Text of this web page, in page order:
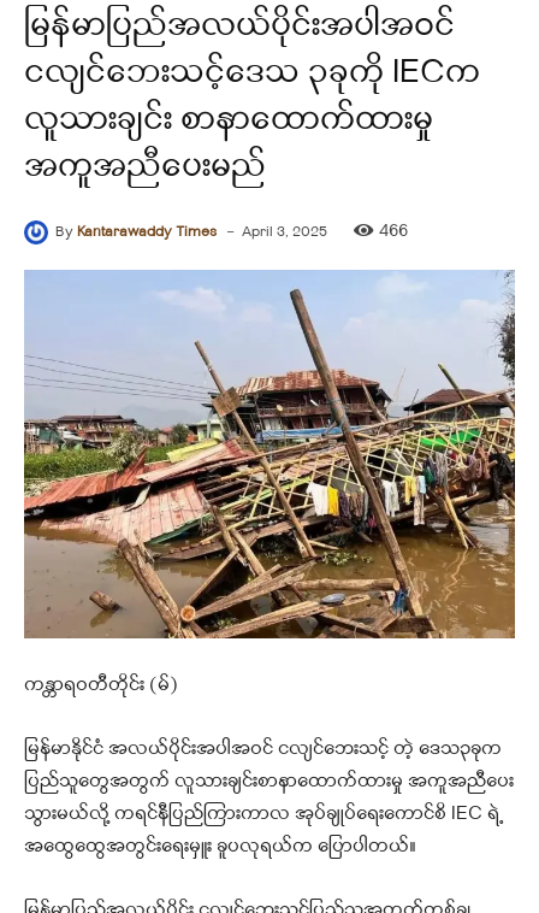
မြန်မာပြည်အလယ်ပိုင်းအပါအဝင်
ငလျင်ဘေးသင့်ဒေသ ၃ခုကို IECက
လူသားချင်း စာနာထောက်ထားမှု
အကူအညီပေးမည်
ByKantarawaddy Times - April 3, 2025 466
ကန္တာရဝတီတိုင်း (မ်)
မြန်မာနိုင်ငံ အလယ်ပိုင်းအပါအဝင် ငလျင်ဘေးသင့် တဲ့ ဒေသ၃ခုက
ပြည်သူတွေအတွက် လူသားချင်းစာနာထောက်ထားမှု အကူအညီပေး
သွားမယ်လို့ ကရင်နီပြည်ကြားကာလ အုပ်ချုပ်ရေးကောင်စိ IEC ရဲ့
အထွေထွေအတွင်းရေးမှူး ခူပလုရယ်က ပြောပါတယ်။